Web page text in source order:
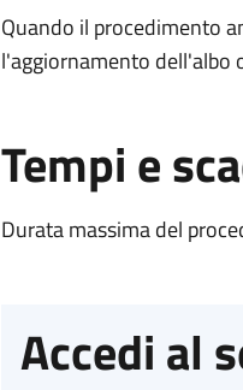
Quando il procedimento
l'aggiornamento dell'albo
Tempi e
Durata massima del
Accedi al